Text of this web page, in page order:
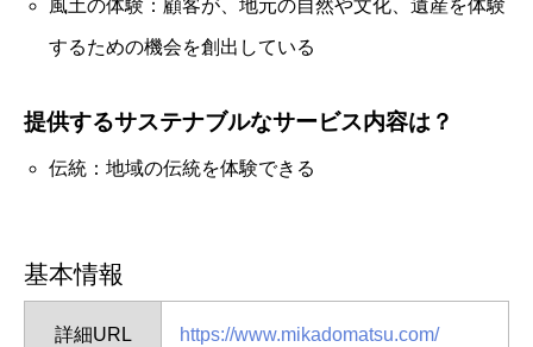
風土の体験：顧客が、地元の自然や文化、遺産を体験
するための機会を創出している
提供するサステナブルなサービス内容は？
伝統：地域の伝統を体験できる
基本情報
詳細URL https://www.mikadomatsu.com/